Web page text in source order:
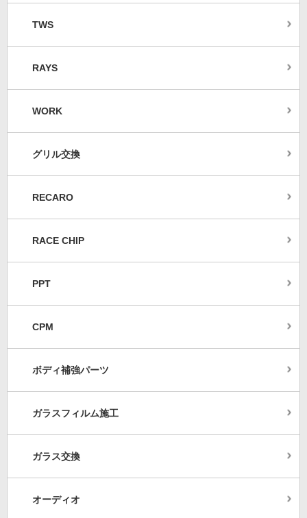
TWS
RAYS
WORK
グリル交換
RECARO
RACE CHIP
PPT
CPM
ボディ補強パーツ
ガラスフィルム施工
ガラス交換
オーディオ